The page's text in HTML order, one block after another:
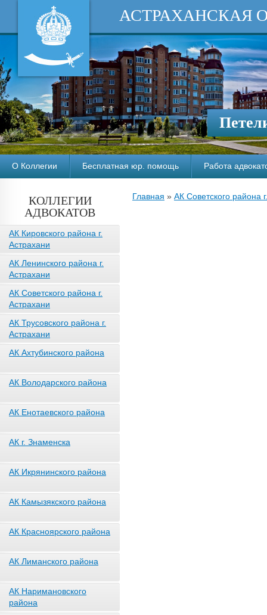
АСТРАХАНСКАЯ
О Коллегии Бесплатная юр. помощь Работа
КОЛЛЕГИИ
АДВОКАТОВ
АК Кировского района г.
Астрахани
АК Ленинского района г.
Астрахани
АК Советского района г.
Астрахани
АК Трусовского района г.
Астрахани
АК Ахтубинского района
АК Володарского района
АК Енотаевского района
АК г. Знаменска
АК Икрянинского района
АК Камызякского района
АК Красноярского района
АК Лиманского района
АК Наримановского
района
Главная » АК Советского района